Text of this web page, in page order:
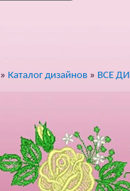
» Каталог дизайнов » ВСЕ